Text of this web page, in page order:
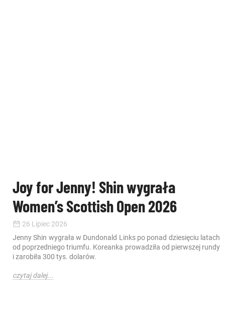
Joy for Jenny! Shin wygrała
Women’s Scottish Open 2026
26 Lipiec 2026
Jenny Shin wygrała w Dundonald Links po ponad dziesięciu latach
od poprzedniego triumfu. Koreanka prowadziła od pierwszej rundy
i zarobiła 300 tys. dolarów.
czytaj dalej...